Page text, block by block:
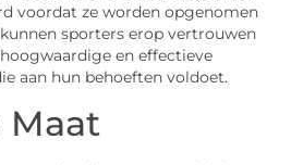
voordat ze worden opgenomen
sporters erop vertrouwen
en effectieve
aan hun behoeften voldoet.
Maat